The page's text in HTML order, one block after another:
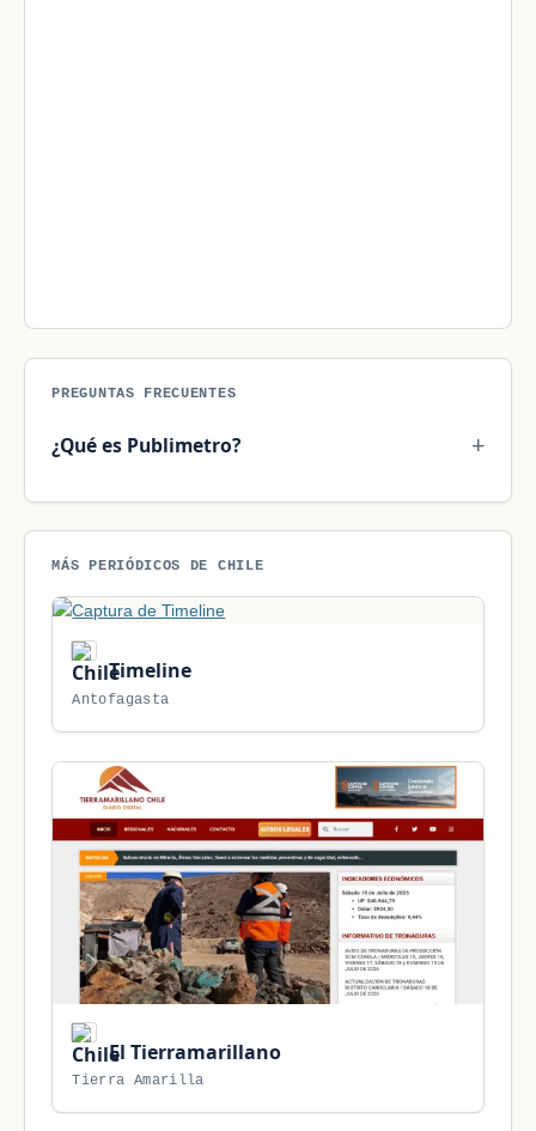
PREGUNTAS FRECUENTES
¿Qué es Publimetro?
MÁS PERIÓDICOS DE CHILE
Timeline
Antofagasta
El Tierramarillano
Tierra Amarilla